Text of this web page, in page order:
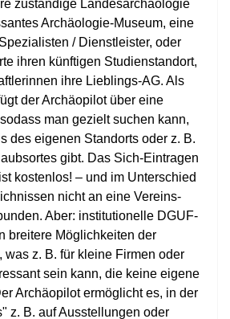
zuständige Landesarchäologie
Archäologie-Museum, eine
/ Dienstleister, oder
ihren künftigen Studienstandort,
ihre Lieblings-AG. Als
der Archäopilot über eine
man gezielt suchen kann,
des eigenen Standorts oder z. B.
gibt. Das Sich-Eintragen
kostenlos! – und im Unterschied
nicht an eine Vereins-
Aber: institutionelle DGUF-
breitere Möglichkeiten der
was z. B. für kleine Firmen oder
sein kann, die keine eigene
Archäopilot ermöglicht es, in der
z. B. auf Ausstellungen oder